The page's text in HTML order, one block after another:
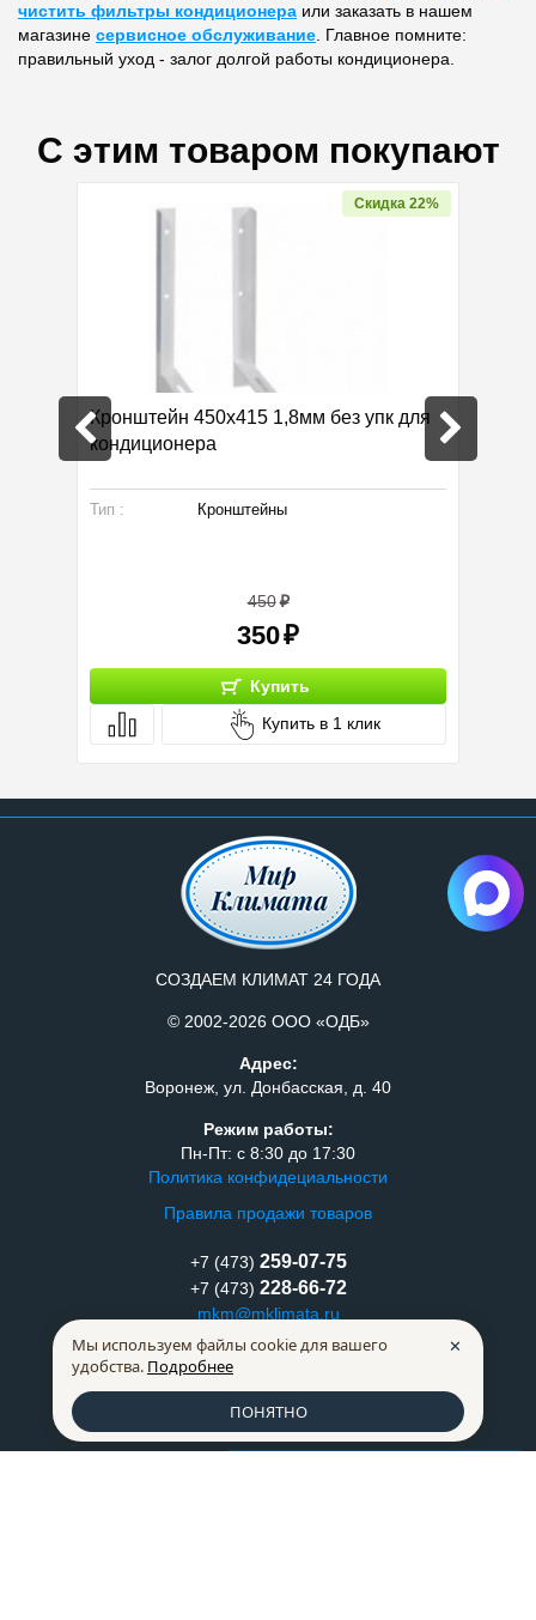
чистить фильтры кондиционера или заказать в нашем
магазине сервисное обслуживание. Главное помните:
правильный уход - залог долгой работы кондиционера.
С этим товаром покупают
Скидка 22%
Кронштейн 450х415 1,8мм без упк для
кондиционера
Тип : Кронштейны
450
350
Купить
Купить в 1 клик
СОЗДАЕМ КЛИМАТ 24 ГОДА
© 2002-2026 ООО «ОДБ»
Адрес:
Воронеж, ул. Донбасская, д. 40
Режим работы:
Пн-Пт: с 8:30 до 17:30
Политика конфидециальности
Правила продажи товаров
+7 (473) 259-07-75
+7 (473) 228-66-72
mkm@mklimata.ru
Способы оплаты
Мы используем файлы cookie для вашего
удобства. Подробнее
✕
ПОНЯТНО